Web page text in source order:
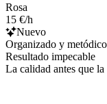
Rosa
15 €/h
Nuevo
Organizado y metódico
Resultado impecable
La calidad antes que